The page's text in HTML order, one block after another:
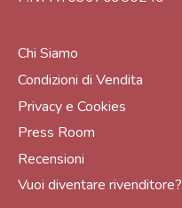
Chi Siamo
Condizioni di Vendita
Privacy e Cookies
Press Room
Recensioni
Vuoi diventare rivenditore?